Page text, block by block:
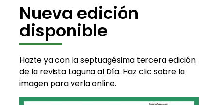
Nueva edición
disponible
Hazte ya con la septuagésima tercera edición
de la revista Laguna al Día. Haz clic sobre la
imagen para verla online.